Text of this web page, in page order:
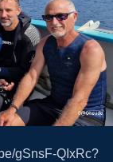
gSnsF-QIxRc?